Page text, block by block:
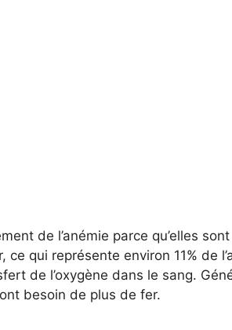
de l’anémie parce qu’elles
qui représente environ 11% de
de l’oxygène dans le sang.
besoin de plus de fer.